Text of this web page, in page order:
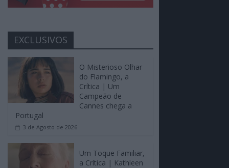
EXCLUSIVOS
O Misterioso Olhar
do Flamingo, a
Crítica | Um
Campeão de
Cannes chega a
Portugal
3 de Agosto de 2026
Um Toque Familiar,
a Crítica | Kathleen